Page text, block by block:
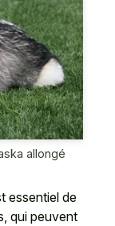
allongé
essentiel de
qui peuvent